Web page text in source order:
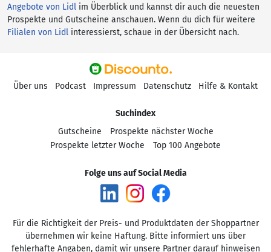
Angebote von Lidl im Überblick und kannst dir auch die neuesten
Prospekte und Gutscheine anschauen. Wenn du dich für weitere
Filialen von Lidl interessierst, schaue in der Übersicht nach.
Über uns Podcast Impressum Datenschutz Hilfe & Kontakt
Suchindex
Gutscheine
Prospekte nächster Woche
Prospekte letzter Woche
Top 100 Angebote
Folge uns auf Social Media
Für die Richtigkeit der Preis- und Produktdaten der Shoppartner
übernehmen wir keine Haftung. Bitte informiert uns über
fehlerhafte Angaben, damit wir unsere Partner darauf hinweisen